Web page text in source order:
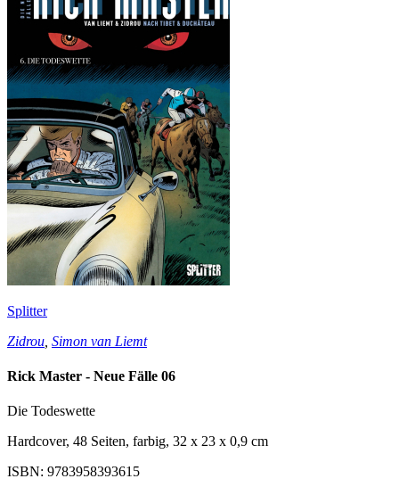
Splitter
Zidrou Simon van Liemt
Rick Master - Neue Fälle 06
Die Todeswette
Hardcover, 48 Seiten, farbig, 32 x 23 x 0,9 cm
ISBN: 9783958393615